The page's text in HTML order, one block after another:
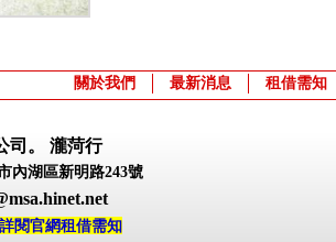
關於我們 最新消息 租借需知
司。 瀧菏行
內湖區新明路243號
閱官網租借需知